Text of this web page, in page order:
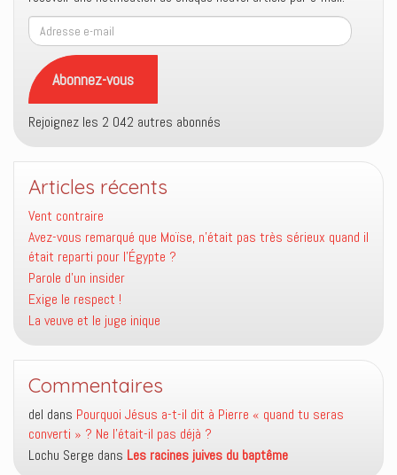
Adresse
e-
mail
Abonnez-vous
Rejoignez les 2 042 autres abonnés
Articles récents
Vent contraire
Avez-vous remarqué que Moïse, n’était pas très sérieux quand il
était reparti pour l’Égypte ?
Parole d’un insider
Exige le respect !
La veuve et le juge inique
Commentaires
del dans Pourquoi Jésus a-t-il dit à Pierre « quand tu seras
converti » ? Ne l’était-il pas déjà ?
Lochu Serge dans Les racines juives du baptême